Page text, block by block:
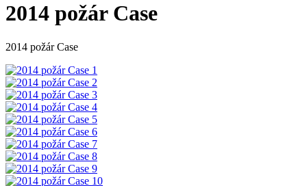
2014 požár Case
2014 požár Case